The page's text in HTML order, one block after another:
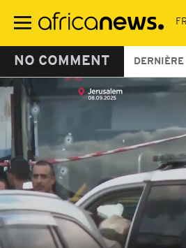
contenu
NO COMMENT